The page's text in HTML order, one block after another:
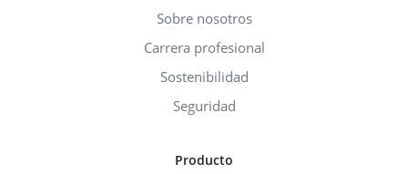
Sobre nosotros
Carrera profesional
Sostenibilidad
Seguridad
Producto